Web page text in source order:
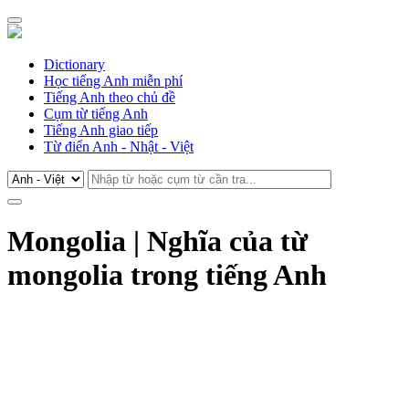
Dictionary
Học tiếng Anh miễn phí
Tiếng Anh theo chủ đề
Cụm từ tiếng Anh
Tiếng Anh giao tiếp
Từ điển Anh - Nhật - Việt
Mongolia | Nghĩa của từ
mongolia trong tiếng Anh